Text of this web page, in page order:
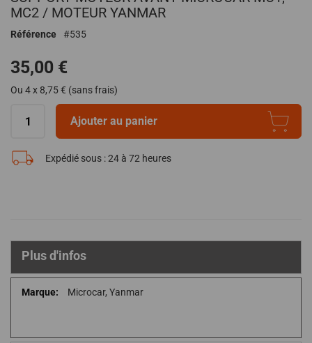
début
la
d’images
MC2 / MOTEUR YANMAR
Référence 535
35,00 €
Ou 4 x 8,75 € (sans frais)
Ajouter au panier
Expédié sous :24 à 72 heures
Plus d'infos
Plus
Microcar, Yanmar